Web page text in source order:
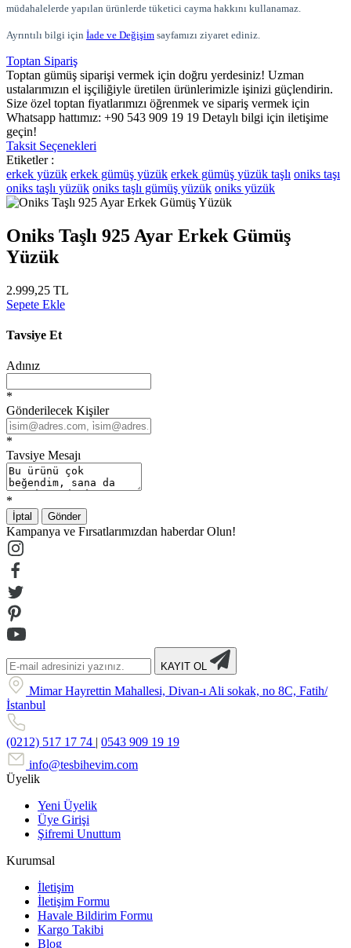
müdahalelerde yapılan ürünlerde tüketici cayma hakkını kullanamaz.
Ayrıntılı bilgi için İade ve Değişim sayfamızı ziyaret ediniz.
Toptan Sipariş
Toptan gümüş siparişi vermek için doğru yerdesiniz! Uzman
ustalarımızın el işçiliğiyle üretilen ürünlerimizle işinizi güçlendirin.
Size özel toptan fiyatlarımızı öğrenmek ve sipariş vermek için
Whatsapp hattımız: +90 543 909 19 19 Detaylı bilgi için iletişime
geçin!
Taksit Seçenekleri
Etiketler :
erkek yüzük erkek gümüş yüzük erkek gümüş yüzük taşlı oniks taşı
oniks taşlı yüzük oniks taşlı gümüş yüzük oniks yüzük
Oniks Taşlı 925 Ayar Erkek Gümüş
Yüzük
2.999,25 TL
Sepete Ekle
Tavsiye Et
Adınız
*
Gönderilecek Kişiler
*
Tavsiye Mesajı
*
İptal Gönder
Kampanya ve Fırsatlarımızdan haberdar Olun!
KAYIT OL
Mimar Hayrettin Mahallesi, Divan-ı Ali sokak, no 8C, Fatih/
İstanbul
(0212) 517 17 74 | 0543 909 19 19
info@tesbihevim.com
Üyelik
Yeni Üyelik
Üye Girişi
Şifremi Unuttum
Kurumsal
İletişim
İletişim Formu
Havale Bildirim Formu
Kargo Takibi
Blog